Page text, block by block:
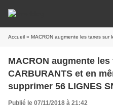
Accueil » MACRON augmente les taxes sur les CARBURANTS
MACRON augmente
CARBURANTS et en
supprimer 56 LIGNES
Publié le 07/11/2018 à 21:42